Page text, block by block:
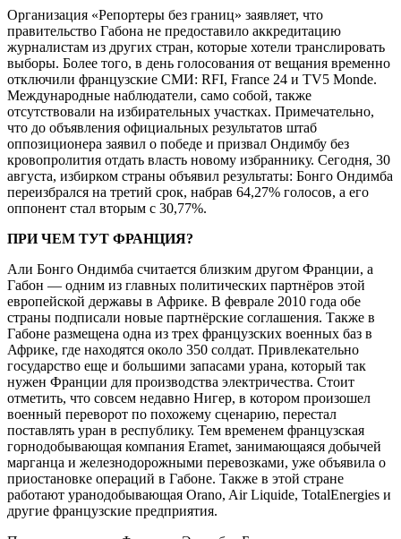
Организация «Репортеры без границ» заявляет, что
правительство Габона не предоставило аккредитацию
журналистам из других стран, которые хотели транслировать
выборы. Более того, в день голосования от вещания временно
отключили французские СМИ: RFI, France 24 и TV5 Monde.
Международные наблюдатели, само собой, также
отсутствовали на избирательных участках. Примечательно,
что до объявления официальных результатов штаб
оппозиционера заявил о победе и призвал Ондимбу без
кровопролития отдать власть новому избраннику. Сегодня, 30
августа, избирком страны объявил результаты: Бонго Ондимба
переизбрался на третий срок, набрав 64,27% голосов, а его
оппонент стал вторым с 30,77%.
ПРИ ЧЕМ ТУТ ФРАНЦИЯ?
Али Бонго Ондимба считается близким другом Франции, а
Габон — одним из главных политических партнёров этой
европейской державы в Африке. В феврале 2010 года обе
страны подписали новые партнёрские соглашения. Также в
Габоне размещена одна из трех французских военных баз в
Африке, где находятся около 350 солдат. Привлекательно
государство еще и большими запасами урана, который так
нужен Франции для производства электричества. Стоит
отметить, что совсем недавно Нигер, в котором произошел
военный переворот по похожему сценарию, перестал
поставлять уран в республику. Тем временем французская
горнодобывающая компания Eramet, занимающаяся добычей
марганца и железнодорожными перевозками, уже объявила о
приостановке операций в Габоне. Также в этой стране
работают уранодобывающая Orano, Air Liquide, TotalEnergies и
другие французские предприятия.